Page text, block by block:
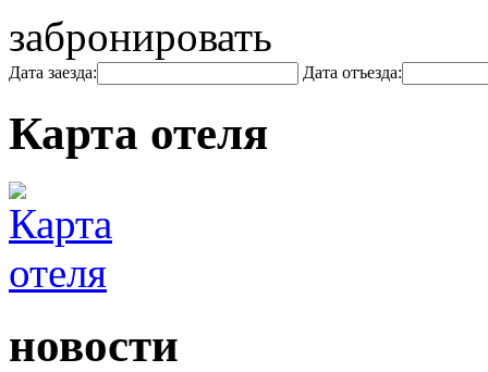
забронировать
Дата заезда: Дата отъезда:
Карта отеля
новости